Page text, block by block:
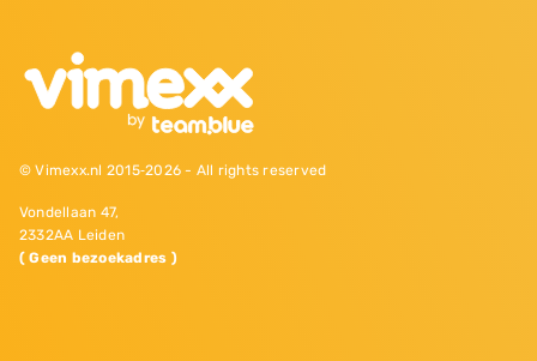
© Vimexx.nl 2015‐2026 - All rights reserved
Vondellaan 47,
2332AA Leiden
( Geen bezoekadres )